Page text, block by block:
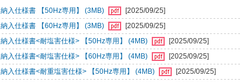
納入仕様書 【50Hz専用】 (3MB)
[2025/09/25]
納入仕様書 【60Hz専用】 (3MB)
[2025/09/25]
納入仕様書<耐塩害仕様> 【50Hz専用】 (4MB)
[2025/09/25]
納入仕様書<耐塩害仕様> 【60Hz専用】 (4MB)
[2025/09/25]
納入仕様書<耐重塩害仕様> 【50Hz専用】 (4MB)
[2025/09/25]